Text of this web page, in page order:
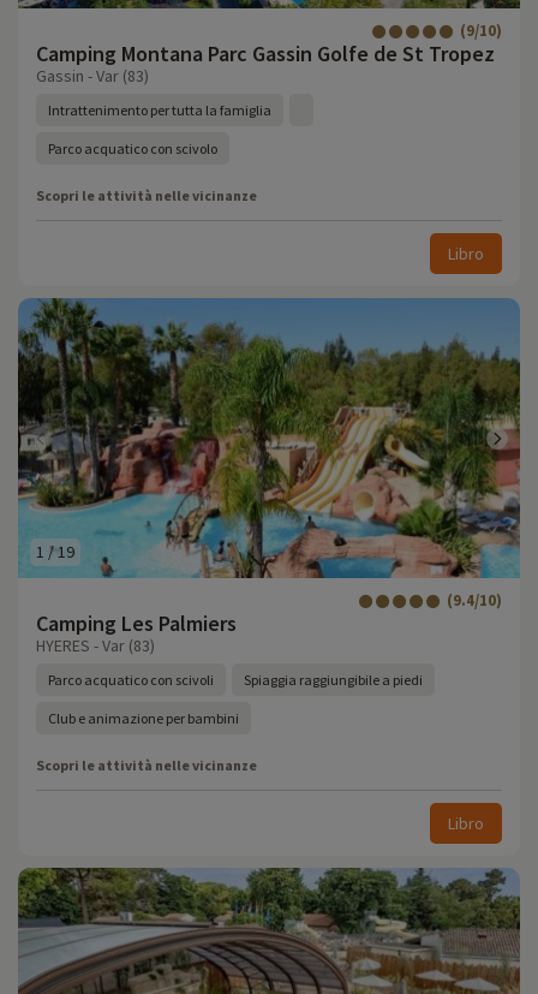
Camping Montana Parc Gassin Golfe de St Tropez
(9/10)
Gassin - Var (83)
Intrattenimento per tutta la famiglia
Parco acquatico con scivolo
Scopri le attività nelle vicinanze
Libro
1 /19
Camping Les Palmiers
(9.4/10)
HYERES - Var (83)
Parco acquatico con scivoli Spiaggia raggiungibile a piedi
Club e animazione per bambini
Scopri le attività nelle vicinanze
Libro